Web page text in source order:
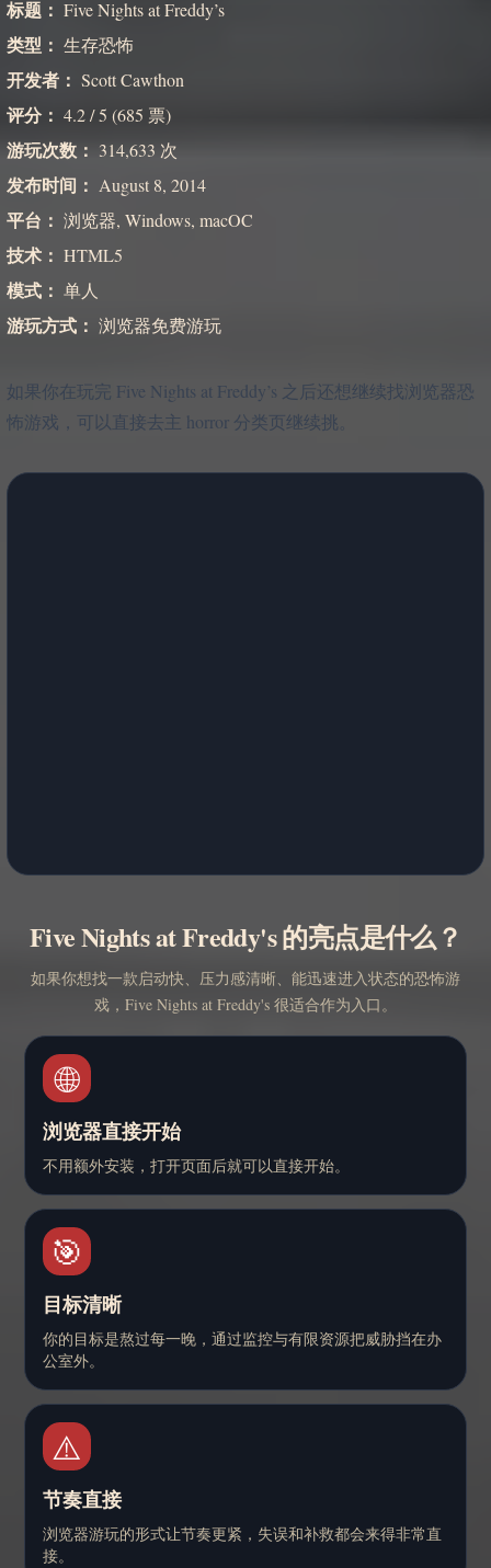
标题： Five Nights at Freddy’s
类型： 生存恐怖
开发者： Scott Cawthon
评分： 4.2 / 5 (685 票)
游玩次数： 314,633 次
发布时间： August 8, 2014
平台： 浏览器, Windows, macOC
技术： HTML5
模式： 单人
游玩方式： 浏览器免费游玩
如果你在玩完 Five Nights at Freddy’s 之后还想继续找浏览器恐
怖游戏，可以直接去主 horror 分类页继续挑。
Five Nights at Freddy's 的亮点是什么？
如果你想找一款启动快、压力感清晰、能迅速进入状态的恐怖游
戏，Five Nights at Freddy's 很适合作为入口。
🌐
浏览器直接开始
不用额外安装，打开页面后就可以直接开始。
🎯
目标清晰
你的目标是熬过每一晚，通过监控与有限资源把威胁挡在办
公室外。
⚠️
节奏直接
浏览器游玩的形式让节奏更紧，失误和补救都会来得非常直
接。